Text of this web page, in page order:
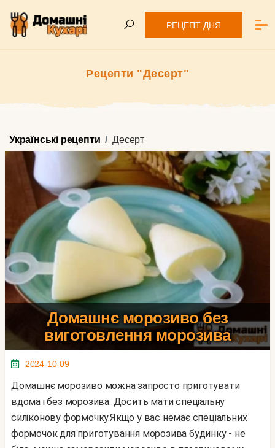
РЕЦЕПТ ДНЯ
Рецепти "Десерт"
Українські рецепти Десерт
Домашнє морозиво без
виготовлення морозива
2024-10-09
Домашнє морозиво можна запросто приготувати
вдома і без морозива. Досить мати спеціальну
силіконову формочку.Якщо у вас немає спеціальних
формочок для приготування морозива будинку - не